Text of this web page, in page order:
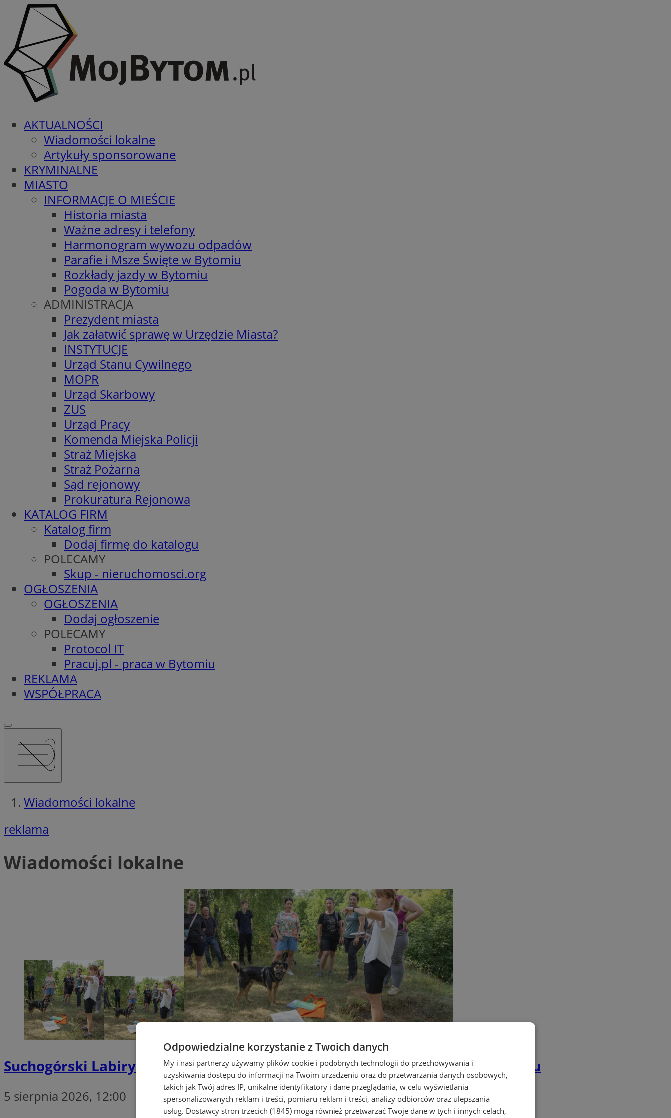
AKTUALNOŚCI
Wiadomości lokalne
Artykuły sponsorowane
KRYMINALNE
MIASTO
INFORMACJE O MIEŚCIE
Historia miasta
Ważne adresy i telefony
Harmonogram wywozu odpadów
Parafie i Msze Święte w Bytomiu
Rozkłady jazdy w Bytomiu
Pogoda w Bytomiu
ADMINISTRACJA
Prezydent miasta
Jak załatwić sprawę w Urzędzie Miasta?
INSTYTUCJE
Urząd Stanu Cywilnego
MOPR
Urząd Skarbowy
ZUS
Urząd Pracy
Komenda Miejska Policji
Straż Miejska
Straż Pożarna
Sąd rejonowy
Prokuratura Rejonowa
KATALOG FIRM
Katalog firm
Dodaj firmę do katalogu
POLECAMY
Skup - nieruchomosci.org
OGŁOSZENIA
OGŁOSZENIA
Dodaj ogłoszenie
POLECAMY
Protocol IT
Pracuj.pl - praca w Bytomiu
REKLAMA
WSPÓŁPRACA
Wiadomości lokalne
reklama
Wiadomości lokalne
Suchogórski Labirynt Skalny odkrywa tajemnice. Kolejne spacery po Bytomiu
5 sierpnia 2026, 12:00
Odpowiedzialne korzystanie z Twoich danych
My i nasi partnerzy używamy plików cookie i podobnych technologii do przechowywania i
uzyskiwania dostępu do informacji na Twoim urządzeniu oraz do przetwarzania danych osobowych,
takich jak Twój adres IP, unikalne identyfikatory i dane przeglądania, w celu wyświetlania
spersonalizowanych reklam i treści, pomiaru reklam i treści, analizy odbiorców oraz ulepszania
usług. Dostawcy stron trzecich (1845) mogą również przetwarzać Twoje dane w tych i innych celach,